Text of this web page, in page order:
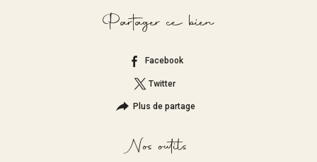
Partager ce bien
Facebook
Twitter
Plus de partage
Nos outils